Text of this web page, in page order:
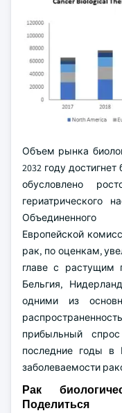
Объем рынка
2032 году
обусловлено
гериатрического
Объединенного
Европейской
рак, по оценкам,
главе с растущим
Бельгия,
одними из
прибыльный
последние годы в
заболеваемости
Рак
Поделиться